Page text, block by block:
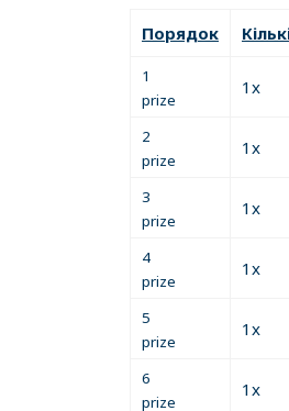
5. Must have
IFIO@IFIOCanada on
All of the above is
By Canadian law,
1. Qualify (as above)
2. Correctly
3. You must reply
Порядок
1
prize
1x
2
prize
1x
3
prize
1x
4
prize
1x
5
prize
1x
6
prize
1x